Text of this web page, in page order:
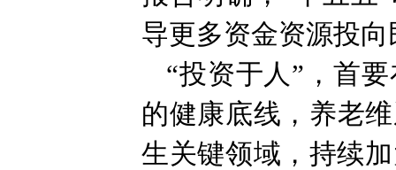
导更多资金资源投
“投资于人”，首
的健康底线，养老
生关键领域，持续